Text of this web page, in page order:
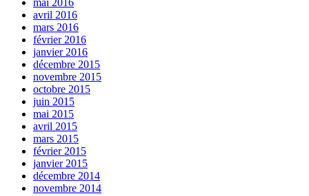
mai 2016
avril 2016
mars 2016
février 2016
janvier 2016
décembre 2015
novembre 2015
octobre 2015
juin 2015
mai 2015
avril 2015
mars 2015
février 2015
janvier 2015
décembre 2014
novembre 2014